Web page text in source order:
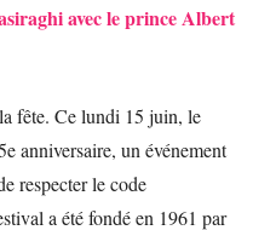
avec le prince Albert
fête. Ce lundi 15 juin, le
anniversaire, un événement
respecter le code
a été fondé en 1961 par